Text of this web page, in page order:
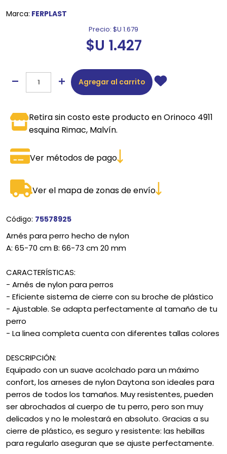
Marca: FERPLAST
Precio: $U 1.679
$U 1.427
Agregar al carrito
Retira sin costo este producto en Orinoco 4911
esquina Rimac, Malvín.
Ver métodos de pago
Ver el mapa de zonas de envío
Código: 75578925
Arnés para perro hecho de nylon
A: 65-70 cm B: 66-73 cm 20 mm
CARACTERÍSTICAS:
- Arnés de nylon para perros
- Eficiente sistema de cierre con su broche de plástico
- Ajustable. Se adapta perfectamente al tamaño de tu
perro
- La linea completa cuenta con diferentes tallas colores
DESCRIPCIÓN:
Equipado con un suave acolchado para un máximo
confort, los arneses de nylon Daytona son ideales para
perros de todos los tamaños. Muy resistentes, pueden
ser abrochados al cuerpo de tu perro, pero son muy
delicados y no le molestará en absoluto. Gracias a su
cierre de plástico, es seguro y resistente: las hebillas
para regularlo aseguran que se ajuste perfectamente.